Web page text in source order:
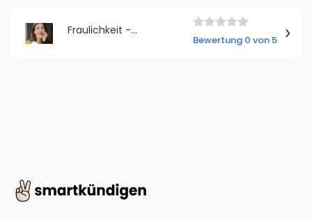
Fraulichkeit - Anne Lippold | Sorgenfreie Perioden
Bewertung 0 von 5